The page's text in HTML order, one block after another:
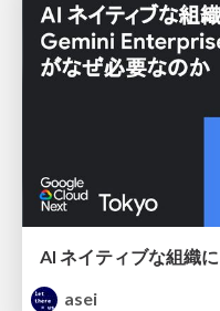
asei